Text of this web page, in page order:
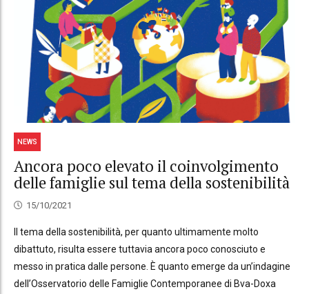
NEWS
Ancora poco elevato il coinvolgimento
delle famiglie sul tema della sostenibilità
15/10/2021
Il tema della sostenibilità, per quanto ultimamente molto
dibattuto, risulta essere tuttavia ancora poco conosciuto e
messo in pratica dalle persone. È quanto emerge da un’indagine
dell’Osservatorio delle Famiglie Contemporanee di Bva-Doxa